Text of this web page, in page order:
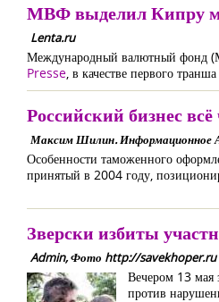
МВФ выделил Кипру
Lenta.ru
Международный валютный фонд
Presse, в качестве первого
Российский бизнес
Максим Шилин. Информационное
Особенности таможенного
принятый в 2004 году,
Зверски избиты
Admin, Фото http://savekhoper.ru
Вечером 13 мая
против